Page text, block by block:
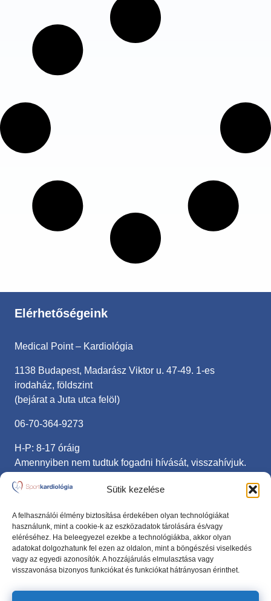
Sütik kezelése
A felhasználói élmény biztosítása érdekében olyan technológiákat
használunk, mint a cookie-k az eszközadatok tárolására és/vagy
eléréséhez. Ha beleegyezel ezekbe a technológiákba, akkor olyan
adatokat dolgozhatunk fel ezen az oldalon, mint a böngészési viselkedés
vagy az egyedi azonosítók. A hozzájárulás elmulasztása vagy
visszavonása bizonyos funkciókat és funkciókat hátrányosan érinthet.
Elérhetőségeink
Medical Point – Kardiológia
1138 Budapest, Madarász Viktor u. 47-49. 1-es
irodaház, földszint
(bejárat a Juta utca felöl)
06-70-364-9273
H-P: 8-17 óráig
Amennyiben nem tudtuk fogadni hívását, visszahívjuk.
sportkardiologia@gmail.com
Fontos linkek
Adatvédelmi nyilatkozat
Anamnézis lap
Kövess minket Facebookon!